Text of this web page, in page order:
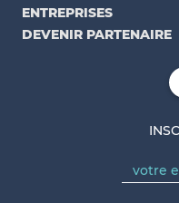
ENTREPRISES
DEVENIR PARTENAIRE